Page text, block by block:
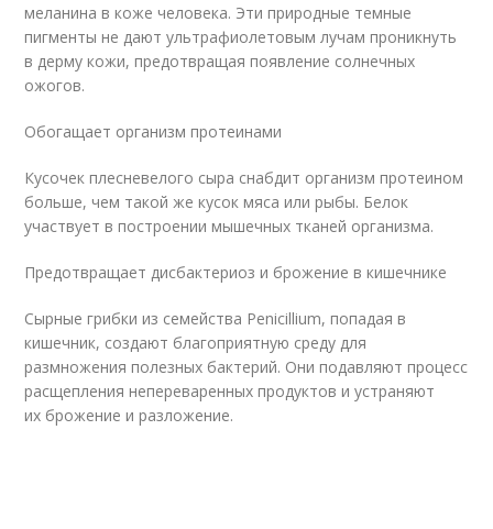
меланина в коже человека. Эти природные темные
пигменты не дают ультрафиолетовым лучам проникнуть
в дерму кожи, предотвращая появление солнечных
ожогов.
Обогащает организм протеинами
Кусочек плесневелого сыра снабдит организм протеином
больше, чем такой же кусок мяса или рыбы. Белок
участвует в построении мышечных тканей организма.
Предотвращает дисбактериоз и брожение в кишечнике
Сырные грибки из семейства Penicillium, попадая в
кишечник, создают благоприятную среду для
размножения полезных бактерий. Они подавляют процесс
расщепления непереваренных продуктов и устраняют
их брожение и разложение.